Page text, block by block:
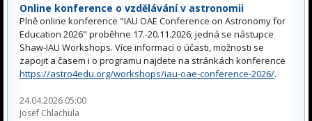
Online konference o vzdělávání v astronomii
Plně online konference "IAU OAE Conference on Astronomy for
Education 2026" proběhne 17.-20.11.2026; jedná se nástupce
Shaw-IAU Workshops. Více informací o účasti, možnosti se
zapojit a časem i o programu najdete na stránkách konference
https://astro4edu.org/workshops/iau-oae-conference-2026/.
24.04.2026 05:00
Josef Chlachula